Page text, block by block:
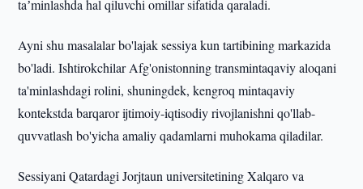
taʼminlashda hal qiluvchi omillar sifatida qaraladi.
Ayni shu masalalar bo'lajak sessiya kun tartibining markazida
bo'ladi. Ishtirokchilar Afg'onistonning transmintaqaviy aloqani
ta'minlashdagi rolini, shuningdek, kengroq mintaqaviy
kontekstda barqaror ijtimoiy-iqtisodiy rivojlanishni qo'llab-
quvvatlash bo'yicha amaliy qadamlarni muhokama qiladilar.
Sessiyani Qatardagi Jorjtaun universitetining Xalqaro va